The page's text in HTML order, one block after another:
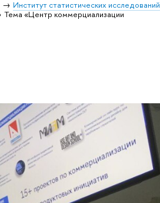
Институт статистических исследований
Тема «Центр коммерциализации